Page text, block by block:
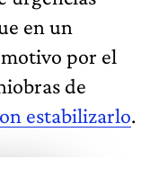
en un
por el
de
estabilizarlo.